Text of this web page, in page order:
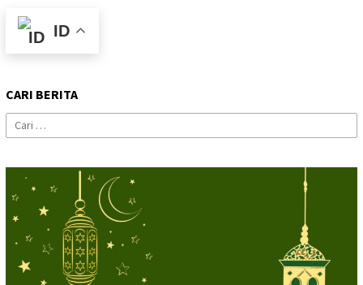
ID
CARI BERITA
Cari
untuk: